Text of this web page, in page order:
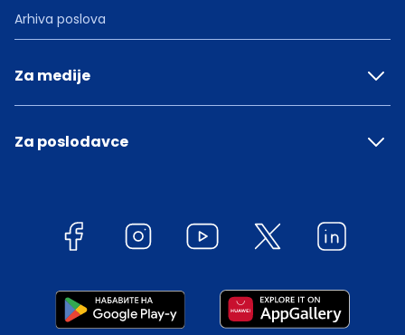
Arhiva poslova
Za medije
Za poslodavce